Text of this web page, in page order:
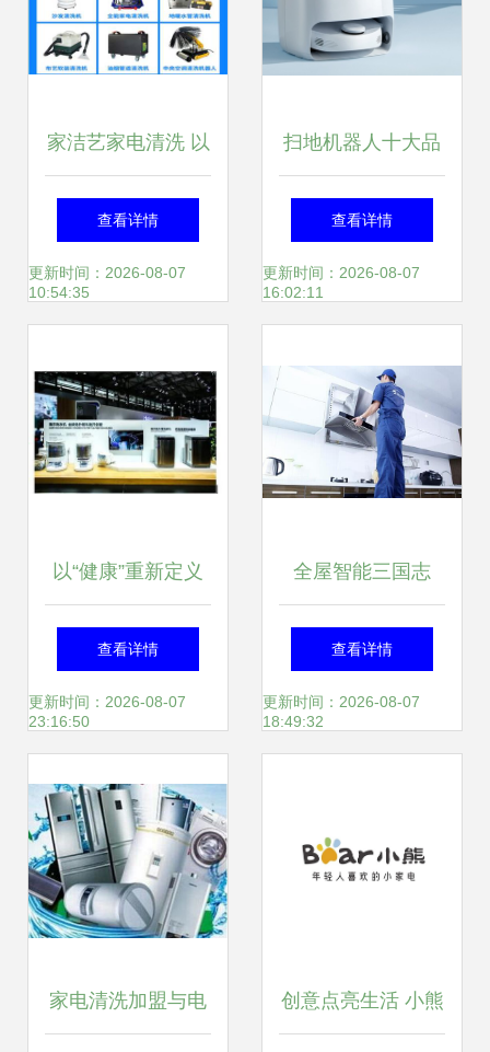
家洁艺家电清洗 以
技术引领生活服务
新格局，深耕家用
查看详情
更新时间：2026-08-07
10:54:35
扫地机器人十大品
牌深度解析 谁更胜
一筹？——基于家
专业选型指南
查看详情
更新时间：2026-08-07
16:02:11
以“健康”重新定义
家电 海尔焕新健康
节即将启动
查看详情
更新时间：2026-08-07
23:16:50
全屋智能三国志
查看详情
更新时间：2026-08-07
18:49:32
家电清洗加盟与电 创意点亮生活 小熊